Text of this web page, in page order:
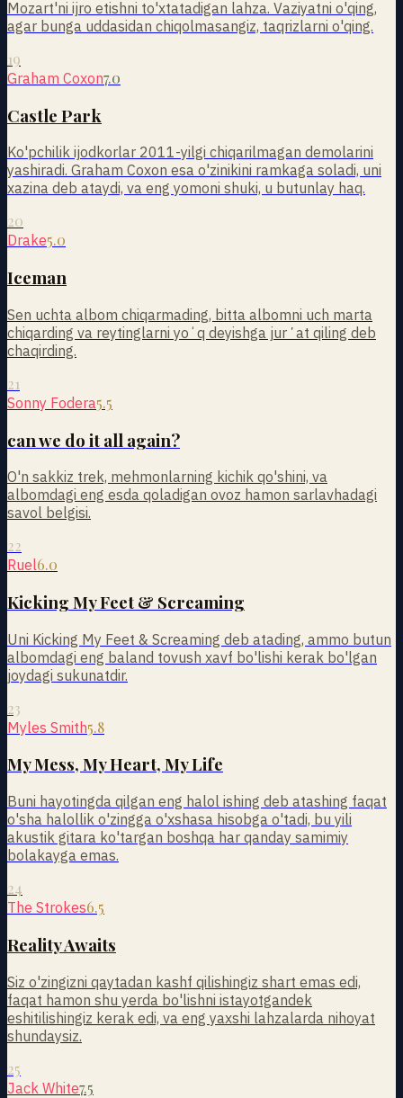
Mozart'ni ijro etishni to'xtatadigan lahza. Vaziyatni o'qing,
agar bunga uddasidan chiqolmasangiz, taqrizlarni o'qing.
19
Graham Coxon7.0
Castle Park
Ko'pchilik ijodkorlar 2011-yilgi chiqarilmagan demolarini
yashiradi. Graham Coxon esa o'zinikini ramkaga soladi, uni
xazina deb ataydi, va eng yomoni shuki, u butunlay haq.
20
Drake5.0
Iceman
Sen uchta albom chiqarmading, bitta albomni uch marta
chiqarding va reytinglarni yoʻq deyishga jurʼat qiling deb
chaqirding.
21
Sonny Fodera5.5
can we do it all again?
O'n sakkiz trek, mehmonlarning kichik qo'shini, va
albomdagi eng esda qoladigan ovoz hamon sarlavhadagi
savol belgisi.
22
Ruel6.0
Kicking My Feet & Screaming
Uni Kicking My Feet & Screaming deb atading, ammo butun
albomdagi eng baland tovush xavf bo'lishi kerak bo'lgan
joydagi sukunatdir.
23
Myles Smith5.8
My Mess, My Heart, My Life
Buni hayotingda qilgan eng halol ishing deb atashing faqat
o'sha halollik o'zingga o'xshasa hisobga o'tadi, bu yili
akustik gitara ko'targan boshqa har qanday samimiy
bolakayga emas.
24
The Strokes6.5
Reality Awaits
Siz o'zingizni qaytadan kashf qilishingiz shart emas edi,
faqat hamon shu yerda bo'lishni istayotgandek
eshitilishingiz kerak edi, va eng yaxshi lahzalarda nihoyat
shundaysiz.
25
Jack White7.5